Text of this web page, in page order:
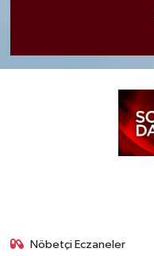
Nöbetçi Eczaneler